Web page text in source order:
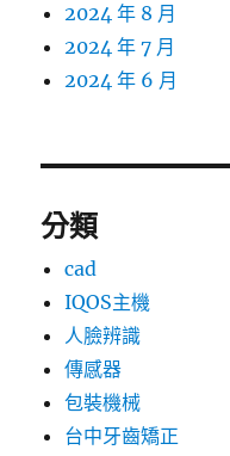
2024 年 8 月
2024 年 7 月
2024 年 6 月
分類
cad
IQOS主機
人臉辨識
傳感器
包裝機械
台中牙齒矯正